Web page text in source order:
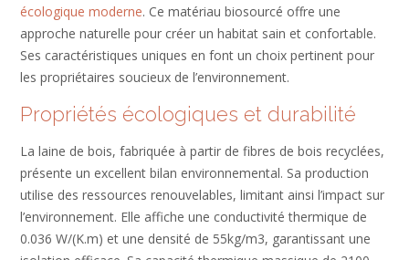
écologique moderne. Ce matériau biosourcé offre une
approche naturelle pour créer un habitat sain et confortable.
Ses caractéristiques uniques en font un choix pertinent pour
les propriétaires soucieux de l’environnement.
Propriétés écologiques et durabilité
La laine de bois, fabriquée à partir de fibres de bois recyclées,
présente un excellent bilan environnemental. Sa production
utilise des ressources renouvelables, limitant ainsi l’impact sur
l’environnement. Elle affiche une conductivité thermique de
0.036 W/(K.m) et une densité de 55kg/m3, garantissant une